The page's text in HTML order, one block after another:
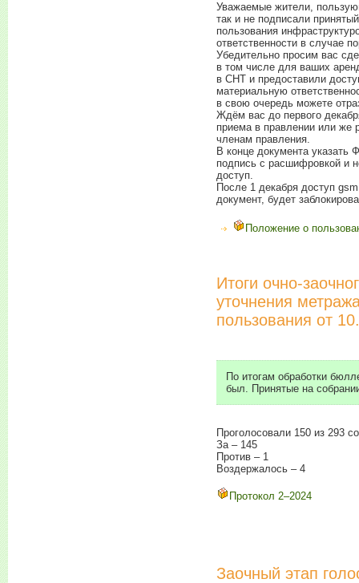
Уважаемые жители,
так и не подписали
пользования
ответственности в случае
Убедительно просим вас
в том числе для ваших
в СНТ и предоставили
материальную
в свою очередь можете
Ждём вас до первого
приема в правлении или же
членам правления.
В конце документа указать
подпись с расшифровкой и
доступ.
После 1 декабря доступ
документ, будет
Положение о
Итоги очно-
уточнения
пользования от
По итогам обработки
был. Принятые на
Проголосовали 150 из 293
За – 145
Против – 1
Воздержалось – 4
Протокол 2–2024
Заочный этап